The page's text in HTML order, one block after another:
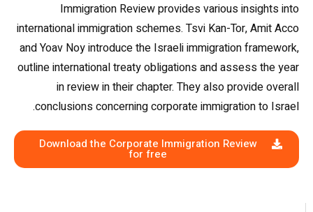
Immigration Review provides various insights into
international immigration schemes. Tsvi Kan-Tor, Amit Acco
and Yoav Noy introduce the Israeli immigration framework,
outline international treaty obligations and assess the year
in review in their chapter. They also provide overall
conclusions concerning corporate immigration to Israel.
Download the Corporate Immigration Review
for free